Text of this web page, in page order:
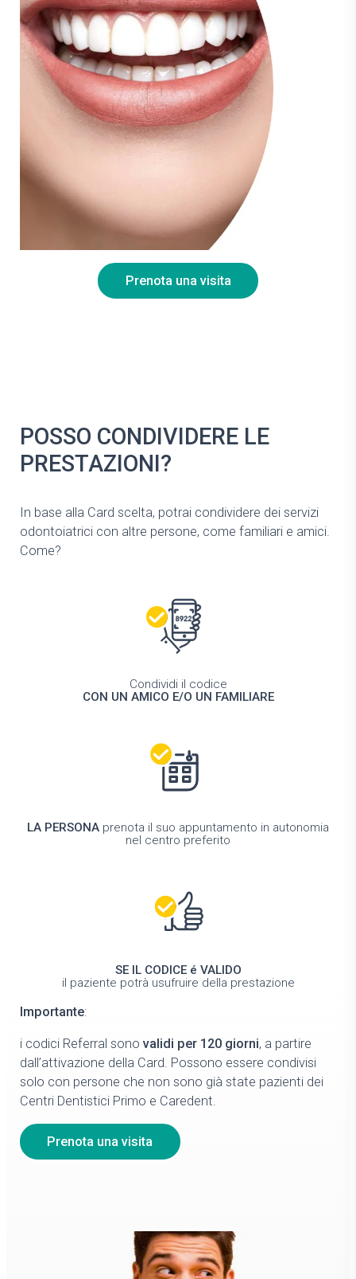
Prenota una visita
POSSO CONDIVIDERE LE
PRESTAZIONI?
In base alla Card scelta, potrai condividere dei servizi
odontoiatrici con altre persone, come familiari e amici.
Come?
Condividi il codice
CON UN AMICO E/O UN FAMILIARE
LA PERSONA prenota il suo appuntamento in autonomia
nel centro preferito
SE IL CODICE é VALIDO
il paziente potrà usufruire della prestazione
Importante:
i codici Referral sono validi per 120 giorni, a partire
dall’attivazione della Card. Possono essere condivisi
solo con persone che non sono già state pazienti dei
Centri Dentistici Primo e Caredent.
Prenota una visita